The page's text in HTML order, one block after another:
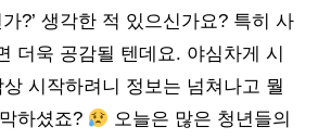
?’ 생각한 적 있으신가요? 특히 사
더욱 공감될 텐데요. 야심차게 시
시작하려니 정보는 넘쳐나고 뭘
하셨죠?
오늘은 많은 청년들의